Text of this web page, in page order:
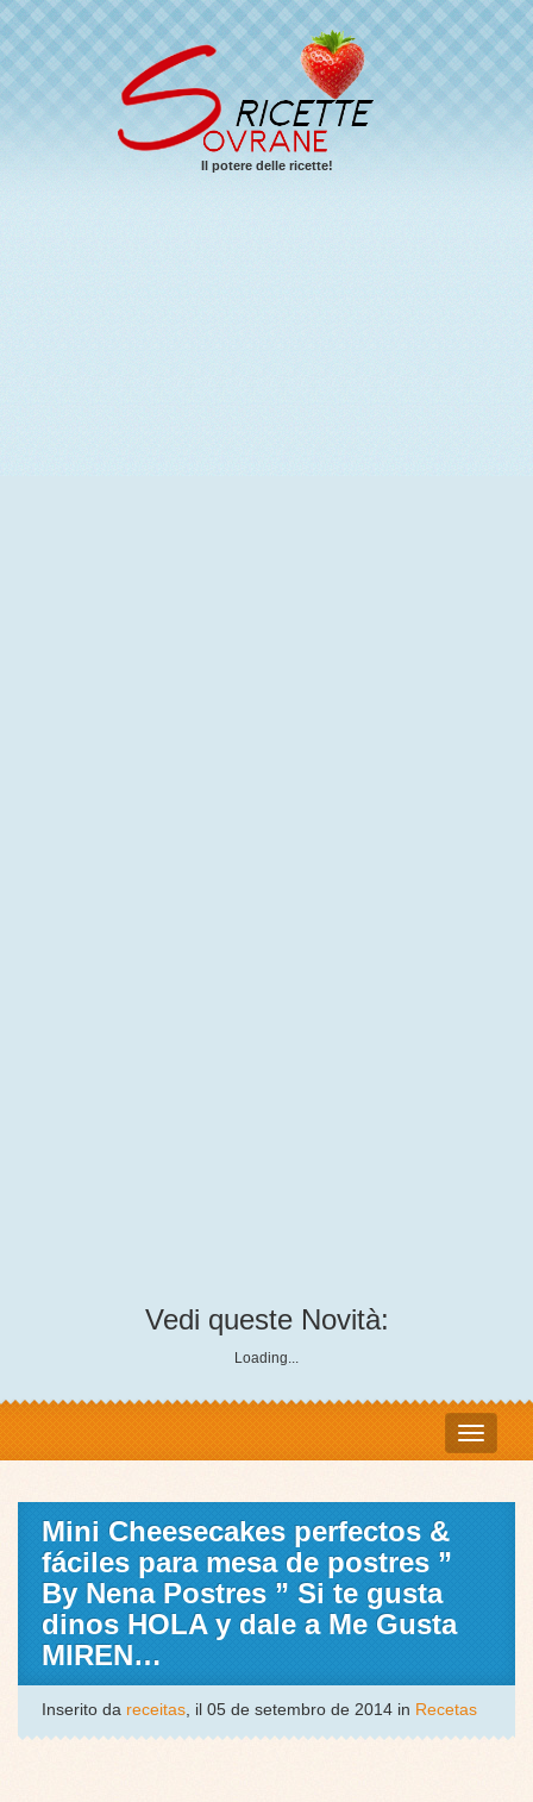
Il potere delle ricette!
Vedi queste Novità:
Loading...
Mini Cheesecakes perfectos &
fáciles para mesa de postres ”
By Nena Postres ” Si te gusta
dinos HOLA y dale a Me Gusta
MIREN…
Inserito da receitas, il 05 de setembro de 2014 in Recetas